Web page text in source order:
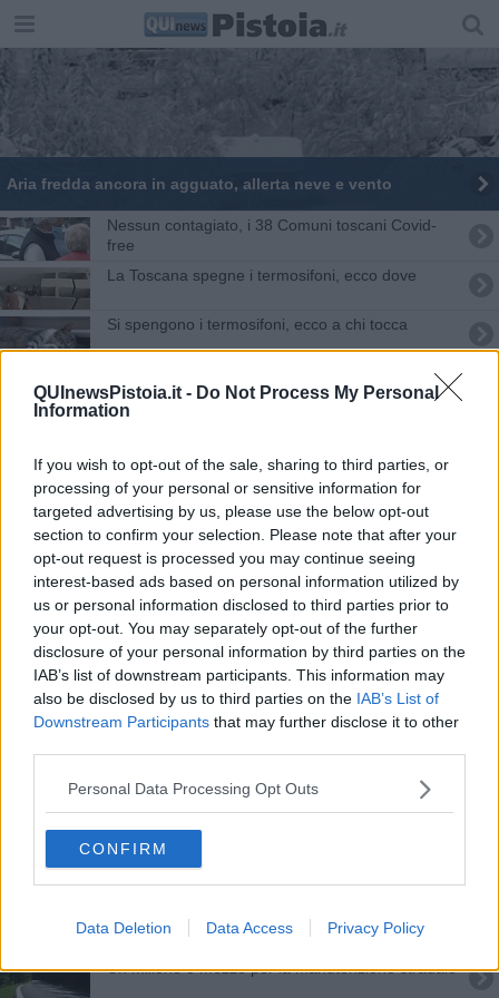
QUInewsPistoia.it - Do Not Process My Personal
Information
If you wish to opt-out of the sale, sharing to third parties, or
processing of your personal or sensitive information for
targeted advertising by us, please use the below opt-out
section to confirm your selection. Please note that after your
opt-out request is processed you may continue seeing
interest-based ads based on personal information utilized by
us or personal information disclosed to third parties prior to
your opt-out. You may separately opt-out of the further
disclosure of your personal information by third parties on the
IAB’s list of downstream participants. This information may
also be disclosed by us to third parties on the IAB’s List of
Downstream Participants that may further disclose it to other
Personal Data Processing Opt Outs
CONFIRM
Data Deletion Data Access Privacy Policy
Aria fredda ancora in agguato, allerta neve e vento
Nessun contagiato, i 38 Comuni toscani Covid-
free
La Toscana spegne i termosifoni, ecco dove
Si spengono i termosifoni, ecco a chi tocca
Seggi aperti per le elezioni europee e comunali
Termosifoni, quando vanno spenti Comune per
Internet veloce, 34,6 milioni per raggiungere
410.626 toscani
Amministrative 2024, tutti i Comuni toscani al voto
185 comuni al voto per il nuovo Sindaco - MAPPE
Termosifoni, le date di accensione Comune per
Manutenzione strade, due milioni per 43 Comuni
Piccoli e grandi, quanti popolano i Comuni toscani
caduti e danni
Riscaldamento, le date di accensione Comune
27 nuovi ambiti per il turismo in Toscana
Nessun contagiato, i 35 Comuni toscani Covid-
free
Un milione e mezzo per la manutenzione stradale